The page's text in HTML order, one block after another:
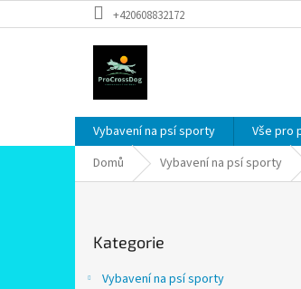
na
+420608832172
Vybavení na psí sporty Vše pro
Domů
Vybavení na psí sporty
kategorie
Kategorie
Vybavení na psí sporty